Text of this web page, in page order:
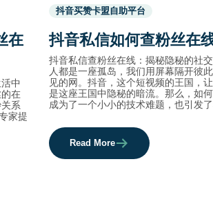
在
中
在
系
家提
Used
before
category
names.
抖音买赞卡盟自助平台
抖音私信如何查粉丝在
抖音私信查粉丝在线：揭秘隐秘的社
人都是一座孤岛，我们用屏幕隔开彼
见的网。抖音，这个短视频的王国，
是这座王国中隐秘的暗流。那么，如
成为了一个小小的技术难题，也引发
Read More